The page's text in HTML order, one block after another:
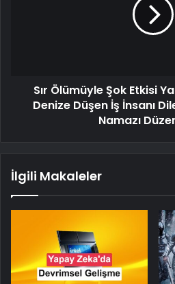
Sır Ölümüyle Şok Etkisi
Denize Düşen İş İnsanı
Namazı
İlgili Makaleler